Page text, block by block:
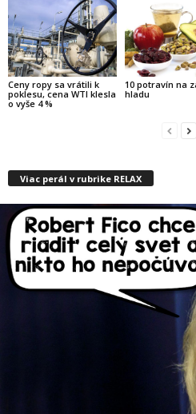
Ceny ropy sa vrátili k
poklesu, cena WTI klesla
o vyše 4 %
10 potravín na
hladu
Viac perál v rubrike RELAX